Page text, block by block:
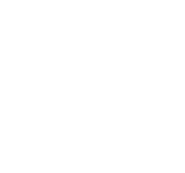
CF8) Ду 32-Ду200
с эпоксидным покрытием) Ду32-Ду200